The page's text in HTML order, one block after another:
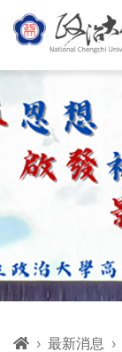
最新消息